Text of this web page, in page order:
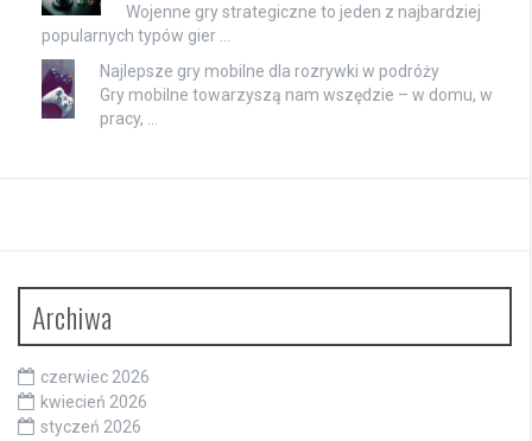
Wojenne gry strategiczne to jeden z najbardziej
popularnych typów gier …
Najlepsze gry mobilne dla rozrywki w podróży
Gry mobilne towarzyszą nam wszędzie – w domu, w
pracy, …
Archiwa
czerwiec 2026
kwiecień 2026
styczeń 2026